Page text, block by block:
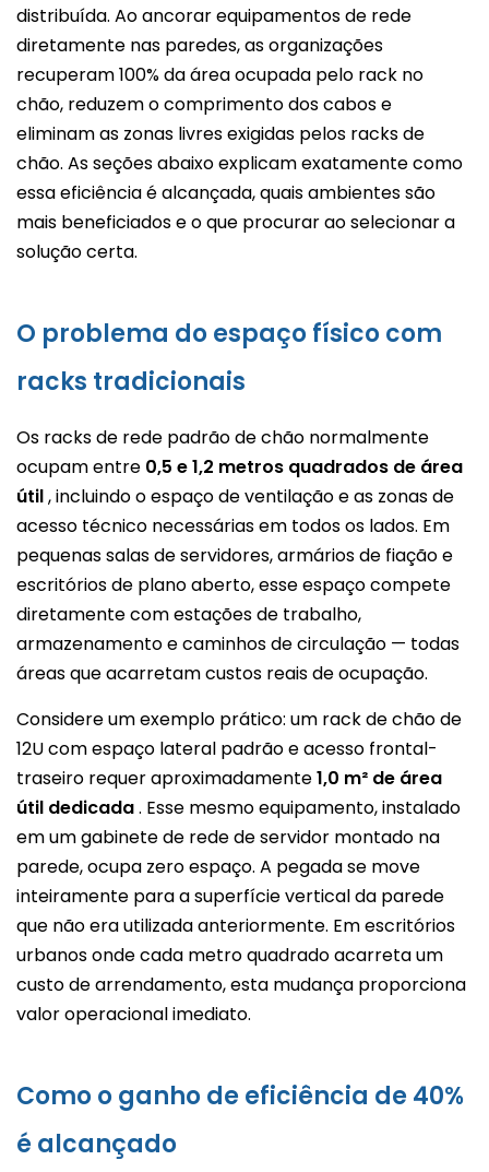
distribuída. Ao ancorar equipamentos de rede
diretamente nas paredes, as organizações
recuperam 100% da área ocupada pelo rack no
chão, reduzem o comprimento dos cabos e
eliminam as zonas livres exigidas pelos racks de
chão. As seções abaixo explicam exatamente como
essa eficiência é alcançada, quais ambientes são
mais beneficiados e o que procurar ao selecionar a
solução certa.
O problema do espaço físico com
racks tradicionais
Os racks de rede padrão de chão normalmente
ocupam entre 0,5 e 1,2 metros quadrados de área
útil, incluindo o espaço de ventilação e as zonas de
acesso técnico necessárias em todos os lados. Em
pequenas salas de servidores, armários de fiação e
escritórios de plano aberto, esse espaço compete
diretamente com estações de trabalho,
armazenamento e caminhos de circulação — todas
áreas que acarretam custos reais de ocupação.
Considere um exemplo prático: um rack de chão de
12U com espaço lateral padrão e acesso frontal-
traseiro requer aproximadamente1,0 m² de área
útil dedicada. Esse mesmo equipamento, instalado
em um gabinete de rede de servidor montado na
parede, ocupa zero espaço. A pegada se move
inteiramente para a superfície vertical da parede
que não era utilizada anteriormente. Em escritórios
urbanos onde cada metro quadrado acarreta um
custo de arrendamento, esta mudança proporciona
valor operacional imediato.
Como o ganho de eficiência de 40%
é alcançado